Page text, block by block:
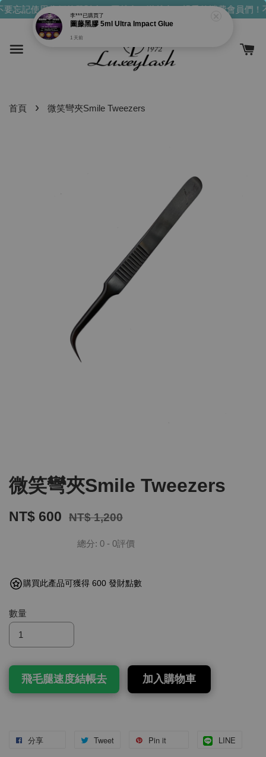
忘記使用你們的發財金！買越多，送越多！親愛的消費會員們！
首頁 › 微笑彎夾Smile Tweezers
微笑彎夾Smile Tweezers
NT$ 600 NT$ 1,200
總分: 0 - 0評價
購買此產品可獲得 600 發財點數
數量
飛毛腿速度結帳去 加入購物車
分享 Tweet Pin it LINE
李***已購買了
圖藤黑膠 5ml Ultra Impact Glue
1 天前